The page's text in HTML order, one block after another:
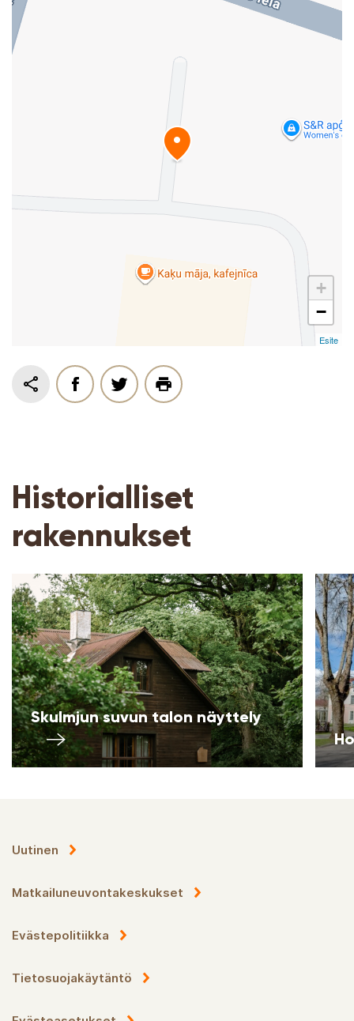
+
−
Esite
Historialliset
rakennukset
Skulmjun suvun talon näyttely
Uutinen
Matkailuneuvontakeskukset
Evästepolitiikka
Tietosuojakäytäntö